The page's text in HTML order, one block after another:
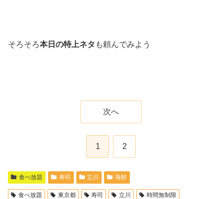
そろそろ本日の特上ネタ も頼んでみよう
次へ
1 2
食べ放題 寿司 立川 海鮮
食べ放題 東京都 寿司 立川 時間無制限